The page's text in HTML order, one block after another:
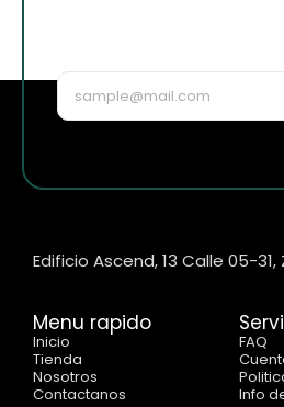
Edificio Ascend, 13 Calle 05-31,
Menu rapido
Inicio
Tienda
Nosotros
Contactanos
FAQ
Info